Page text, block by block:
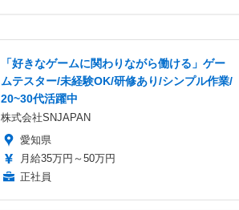
「好きなゲームに関わりながら働ける」ゲー
ムテスター/未経験OK/研修あり/シンプル作業/
20~30代活躍中
株式会社SNJAPAN
愛知県
月給35万円～50万円
正社員